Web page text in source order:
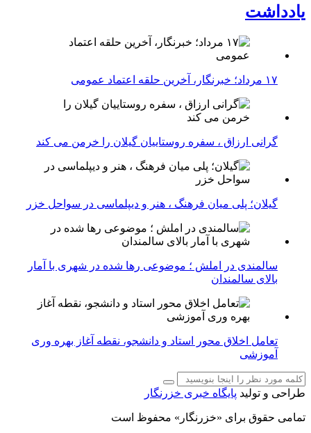
یادداشت
۱۷ مرداد؛ خبرنگار، آخرین حلقه اعتماد عمومی
گرانی ارزاق ، سفره روستاییان گیلان را خرمن می کند
گیلان؛ پلی میان فرهنگ ، هنر و دیپلماسی در سواحل خزر
سالمندی در املش ؛ موضوعی رها شده در شهری با آمار
بالای سالمندان
تعامل اخلاق‌ محور استاد و دانشجو، نقطه آغاز بهره ‌وری
آموزشی
طراحی و تولید پایگاه خبری خزرنگار
تمامی حقوق برای «خزرنگار» محفوظ است